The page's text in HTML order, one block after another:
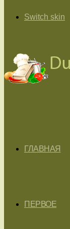
Switch skin
ГЛАВНАЯ
ПЕРВОЕ